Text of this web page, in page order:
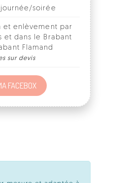
par
le Brabant